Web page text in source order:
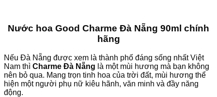
Nước hoa Good Charme Đà Nẵng 90ml chính
hãng
Nếu Đà Nẵng được xem là thành phố đáng sống nhất Việt
Nam thì Charme Đà Nẵng là một mùi hương mà bạn không
nên bỏ qua. Mang trọn tinh hoa của trời đất, mùi hương thể
hiện một người phụ nữ kiêu hãnh, văn minh và đầy năng
động.